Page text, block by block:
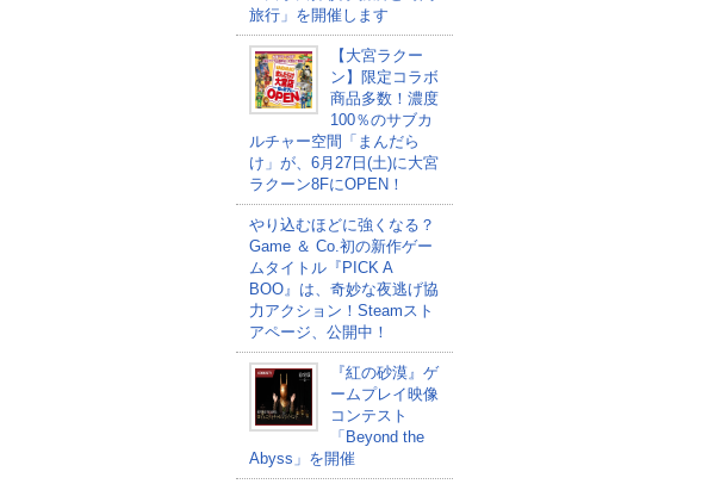
旅行」を開催します
【大宮ラクー
ン】限定コラボ
商品多数！濃度
100％のサブカ
ルチャー空間「まんだら
け」が、6月27日(土)に大宮
ラクーン8FにOPEN！
やり込むほどに強くなる？
Game ＆ Co.初の新作ゲー
ムタイトル『PICK A
BOO』は、奇妙な夜逃げ協
力アクション！Steamスト
アページ、公開中！
『紅の砂漠』ゲ
ームプレイ映像
コンテスト
「Beyond the
Abyss」を開催